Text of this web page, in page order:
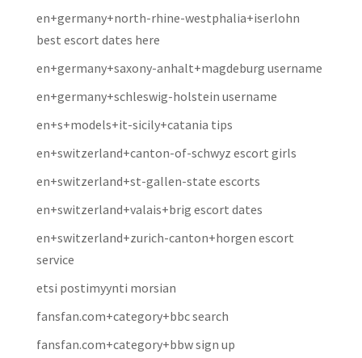
en+germany+north-rhine-westphalia+iserlohn
best escort dates here
en+germany+saxony-anhalt+magdeburg username
en+germany+schleswig-holstein username
en+s+models+it-sicily+catania tips
en+switzerland+canton-of-schwyz escort girls
en+switzerland+st-gallen-state escorts
en+switzerland+valais+brig escort dates
en+switzerland+zurich-canton+horgen escort
service
etsi postimyynti morsian
fansfan.com+category+bbc search
fansfan.com+category+bbw sign up